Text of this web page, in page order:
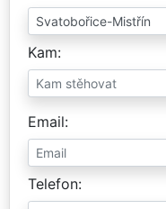
Kam
Email
Telefon